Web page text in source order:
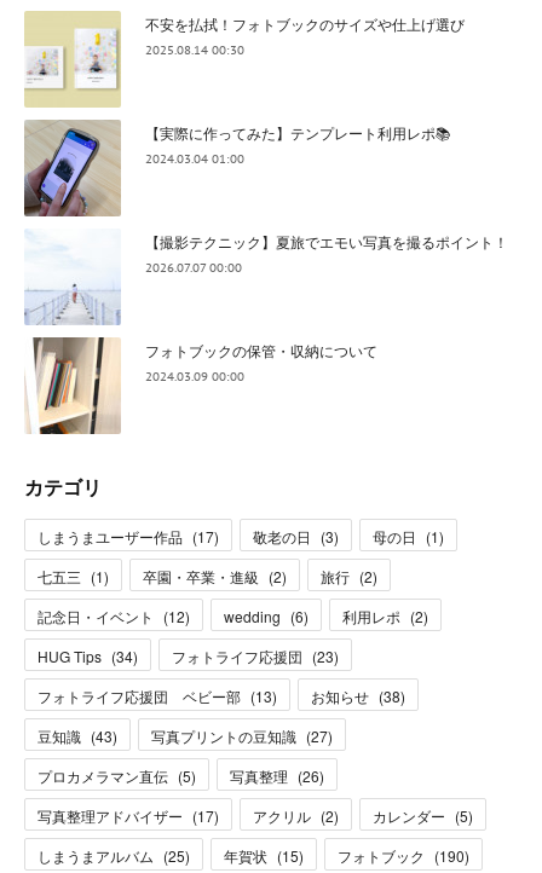
不安を払拭！フォトブックのサイズや仕上げ選び
2025.08.14 00:30
【実際に作ってみた】テンプレート利用レポ📚
2024.03.04 01:00
【撮影テクニック】夏旅でエモい写真を撮るポイント！
2026.07.07 00:00
フォトブックの保管・収納について
2024.03.09 00:00
カテゴリ
しまうまユーザー作品 (17) 敬老の日 (3) 母の日 (1)
七五三 (1) 卒園・卒業・進級 (2) 旅行 (2)
記念日・イベント
(12) wedding (6) 利用レポ (2)
HUG Tips (34) フォトライフ応援団 (23)
フォトライフ応援団 ベビー部 (13) お知らせ (38)
豆知識 (43) 写真プリントの豆知識 (27)
プロカメラマン直伝 (5) 写真整理 (26)
写真整理アドバイザー (17) アクリル (2) カレンダー (5)
しまうまアルバム (25) 年賀状 (15) フォトブック (190)